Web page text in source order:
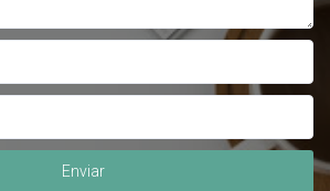
Enviar